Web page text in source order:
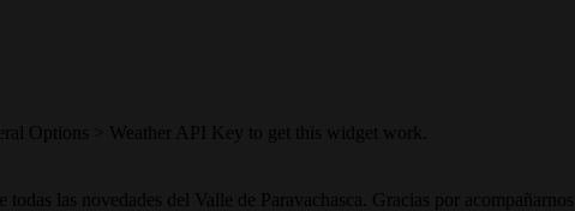
Options > Weather API Key to get this widget work.
las novedades del Valle de Paravachasca. Gracias por